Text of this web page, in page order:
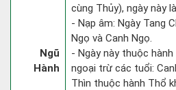
Ngũ
Hành
cùng Thủy), ngày này
- Nạp âm: Ngày Tang
Ngọ và Canh Ngọ.
- Ngày này thuộc
ngoại trừ các tuổi:
Thìn thuộc hành Thổ